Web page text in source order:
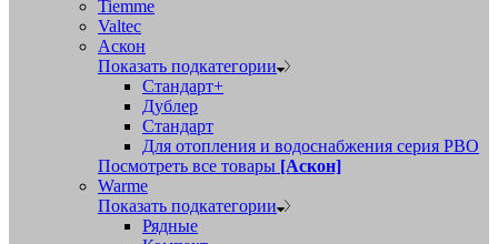
Tiemme
Valtec
Аскон
Показать подкатегории
Стандарт+
Дублер
Стандарт
Для отопления и водоснабжения серия РВО
Посмотреть все товары [Аскон]
Warme
Показать подкатегории
Рядные